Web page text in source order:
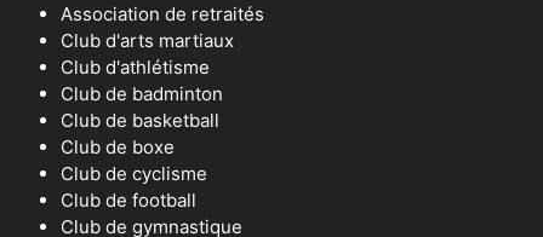
Association de retraités
Club d'arts martiaux
Club d'athlétisme
Club de badminton
Club de basketball
Club de boxe
Club de cyclisme
Club de football
Club de gymnastique